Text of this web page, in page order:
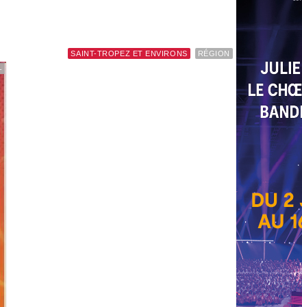
SAINT-TROPEZ ET ENVIRONS RÉGION